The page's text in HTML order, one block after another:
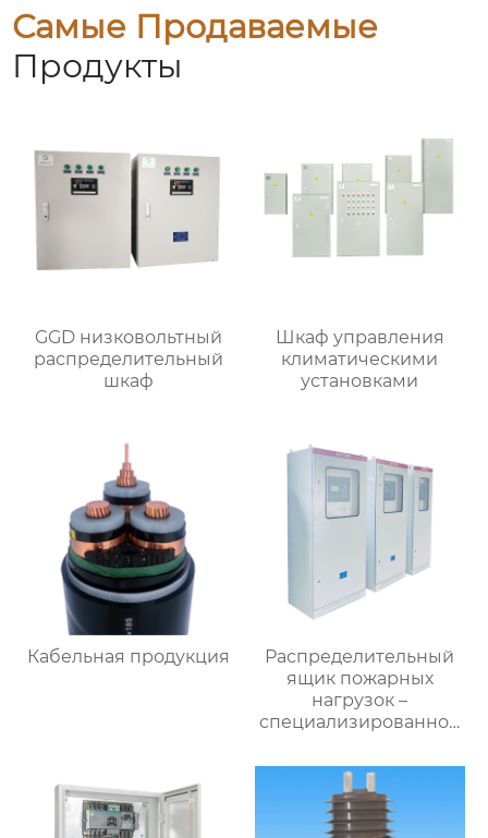
Самые Продаваемые
Продукты
GGD низковольтный
распределительный
шкаф
Шкаф управления
климатическими
установками
Кабельная продукция
Распределительный
ящик пожарных
нагрузок –
специализированное